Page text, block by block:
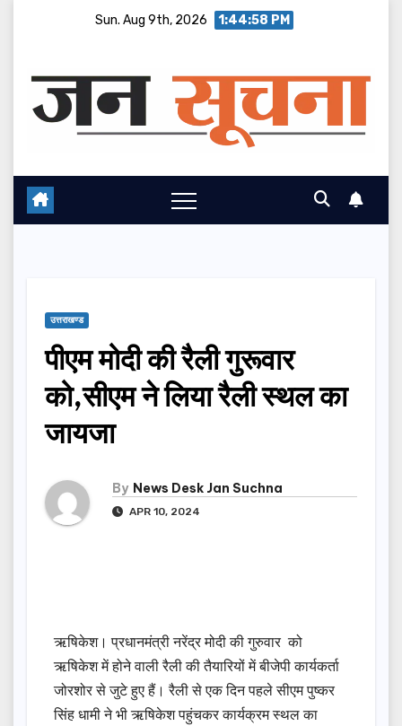
Sun. Aug 9th, 2026 1:44:59 PM
उत्तराखण्ड
पीएम मोदी की रैली गुरूवार
को,सीएम ने लिया रैली स्थल का
जायजा
By News Desk Jan Suchna
APR 10, 2024
ऋषिकेश। प्रधानमंत्री नरेंद्र मोदी की गुरुवार को
ऋषिकेश में होने वाली रैली की तैयारियों में बीजेपी कार्यकर्ता
जोरशोर से जुटे हुए हैं। रैली से एक दिन पहले सीएम पुष्कर
सिंह धामी ने भी ऋषिकेश पहुंचकर कार्यक्रम स्थल का